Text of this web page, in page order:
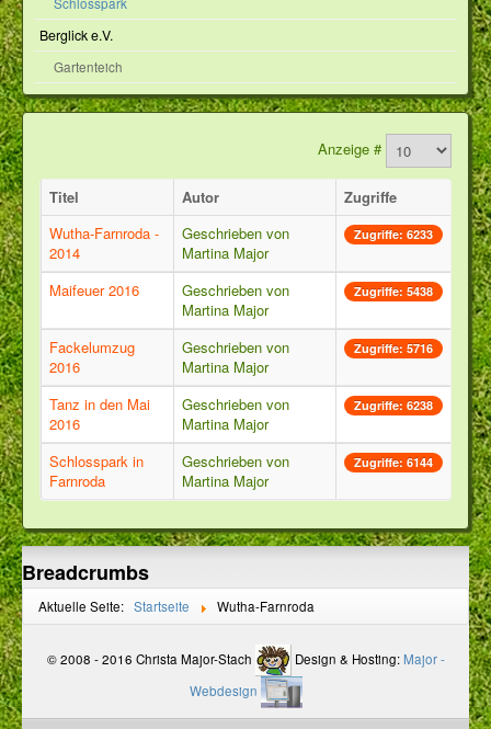
Berglick e.V.
Gartenteich
Anzeige #
Titel Autor
Zugriffe
Wutha-Farnroda -
2014
Geschrieben von
Martina Major
Zugriffe: 6233
Maifeuer 2016
Geschrieben von
Martina Major
Zugriffe: 5438
Fackelumzug
2016
Geschrieben von
Martina Major
Zugriffe: 5716
Tanz in den Mai
2016
Geschrieben von
Martina Major
Zugriffe: 6238
Schlosspark in
Farnroda
Geschrieben von
Martina Major
Zugriffe: 6144
Breadcrumbs
Aktuelle Seite: Startseite Wutha-Farnroda
© 2008 - 2016 Christa Major-Stach Design & Hosting: Major -
Webdesign